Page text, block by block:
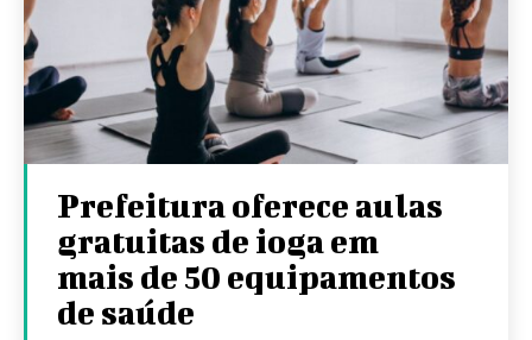
Prefeitura oferece aulas
gratuitas de ioga em
mais de 50 equipamentos
de saúde